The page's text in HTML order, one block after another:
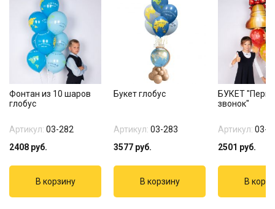
Фонтан из 10 шаров
глобус
Артикул: 03-282
2408 руб.
Букет глобус
Артикул: 03-283
3577 руб.
БУКЕТ
звонок"
Артикул: 03-
2501 руб.